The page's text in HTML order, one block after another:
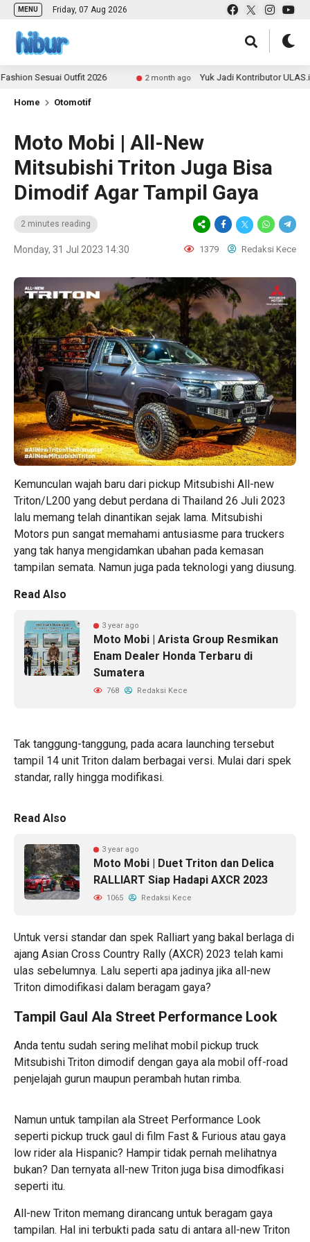
MENU Friday, 07 Aug 2026
Sesuai Outfit 2026 2 month ago Yuk Jadi Kontributor ULAS.id
Home Otomotif
Moto Mobi | All-New
Mitsubishi Triton Juga Bisa
Dimodif Agar Tampil Gaya
2 minutes reading
Monday, 31 Jul 2023 14:30 1379 Redaksi Kece
Kemunculan wajah baru dari pickup Mitsubishi All-new
Triton/L200 yang debut perdana di Thailand 26 Juli 2023
lalu memang telah dinantikan sejak lama. Mitsubishi
Motors pun sangat memahami antusiasme para truckers
yang tak hanya mengidamkan ubahan pada kemasan
tampilan semata. Namun juga pada teknologi yang diusung.
Read Also
3 year ago
Moto Mobi | Arista Group Resmikan
Enam Dealer Honda Terbaru di
Sumatera
768 Redaksi Kece
Tak tanggung-tanggung, pada acara launching tersebut
tampil 14 unit Triton dalam berbagai versi. Mulai dari spek
standar, rally hingga modifikasi.
Read Also
3 year ago
Moto Mobi | Duet Triton dan Delica
RALLIART Siap Hadapi AXCR 2023
1065 Redaksi Kece
Untuk versi standar dan spek Ralliart yang bakal berlaga di
ajang Asian Cross Country Rally (AXCR) 2023 telah kami
ulas sebelumnya. Lalu seperti apa jadinya jika all-new
Triton dimodifikasi dalam beragam gaya?
Tampil Gaul Ala Street Performance Look
Anda tentu sudah sering melihat mobil pickup truck
Mitsubishi Triton dimodif dengan gaya ala mobil off-road
penjelajah gurun maupun perambah hutan rimba.
Namun untuk tampilan ala Street Performance Look
seperti pickup truck gaul di film Fast & Furious atau gaya
low rider ala Hispanic? Hampir tidak pernah melihatnya
bukan? Dan ternyata all-new Triton juga bisa dimodfikasi
seperti itu.
All-new Triton memang dirancang untuk beragam gaya
tampilan. Hal ini terbukti pada satu di antara all-new Triton